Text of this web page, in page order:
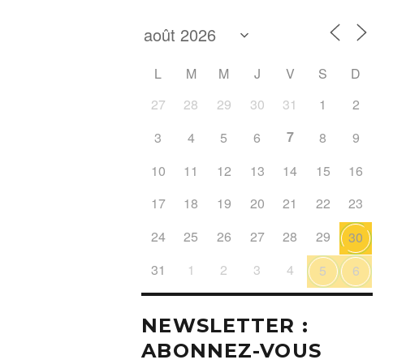
L M M J V S
D
27
28 29 30 31 1
2
3
4 5 6 7 8
9
10
11 12 13 14 15
16
17
18 19 20 21 22
23
24
25 26 27 28 29
30
31
1 2 3 4 5 6
NEWSLETTER :
ABONNEZ-VOUS